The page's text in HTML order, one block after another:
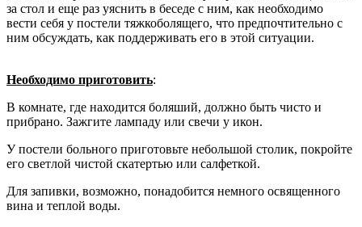
за стол и еще раз уяснить в беседе с ним, как необходимо
вести себя у постели тяжкоболящего, что предпочтительно с
ним обсуждать, как поддерживать его в этой ситуации.
Необходимо приготовить:
В комнате, где находится боляший, должно быть чисто и
прибрано. Зажгите лампаду или свечи у икон.
У постели больного приготовьте небольшой столик, покройте
его светлой чистой скатертью или салфеткой.
Для запивки, возможно, понадобится немного освященного
вина и теплой воды.